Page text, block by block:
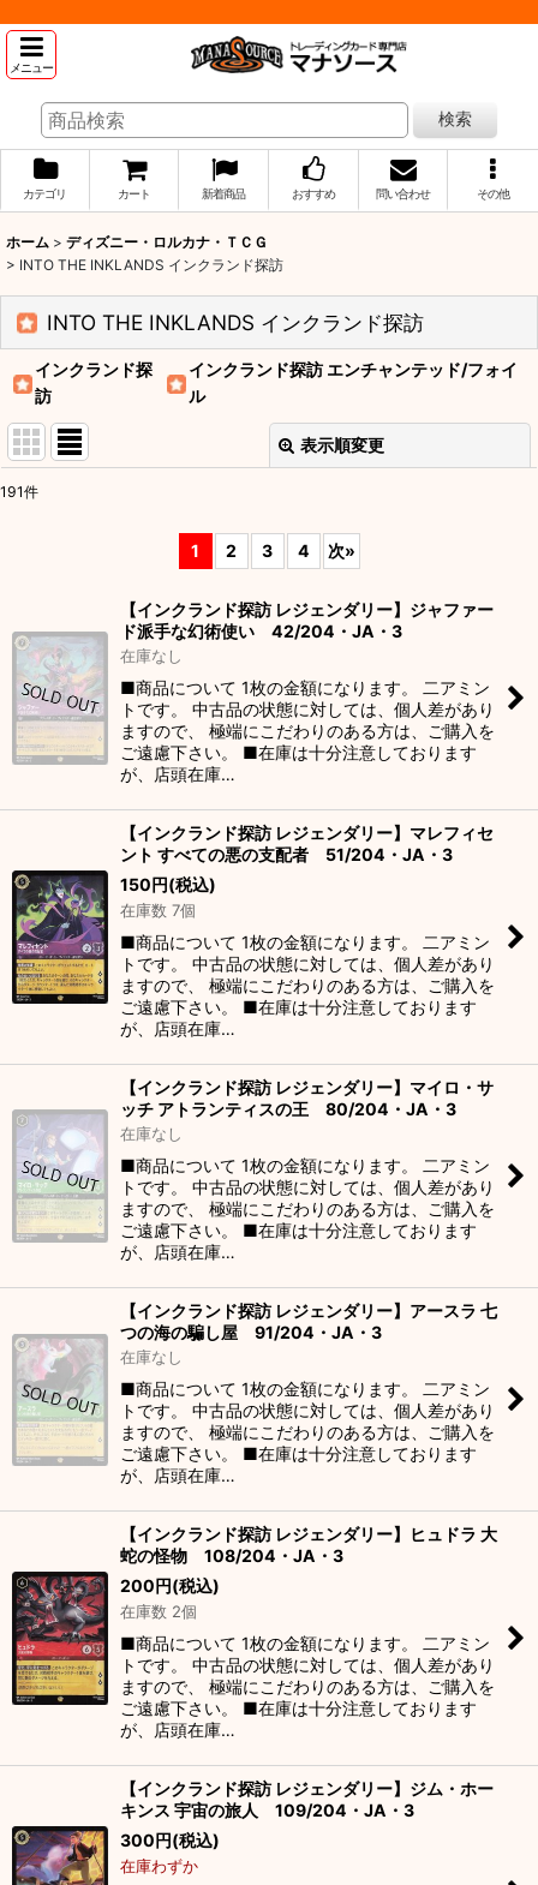
メニュー
検索
カテゴリ カート 新着商品 おすすめ 問い合わせ その他
ホーム > ディズニー・ロルカナ・ＴＣＧ
> INTO THE INKLANDS インクランド探訪
INTO THE INKLANDS インクランド探訪
インクランド探
訪
インクランド探訪 エンチャンテッド/フォイ
ル
表示順変更
絞り込む
191件
1 2 3 4 次»
【インクランド探訪 レジェンダリー】ジャファー
ド派手な幻術使い 42/204・JA・3
在庫なし
■商品について 1枚の金額になります。 二アミン
トです。 中古品の状態に対しては、個人差があり
ますので、 極端にこだわりのある方は、ご購入を
ご遠慮下さい。 ■在庫は十分注意しております
が、店頭在庫…
【インクランド探訪 レジェンダリー】マレフィセ
ント すべての悪の支配者 51/204・JA・3
150円(税込)
在庫数 7個
■商品について 1枚の金額になります。 二アミン
トです。 中古品の状態に対しては、個人差があり
ますので、 極端にこだわりのある方は、ご購入を
ご遠慮下さい。 ■在庫は十分注意しております
が、店頭在庫…
【インクランド探訪 レジェンダリー】マイロ・サ
ッチ アトランティスの王 80/204・JA・3
在庫なし
■商品について 1枚の金額になります。 二アミン
トです。 中古品の状態に対しては、個人差があり
ますので、 極端にこだわりのある方は、ご購入を
ご遠慮下さい。 ■在庫は十分注意しております
が、店頭在庫…
【インクランド探訪 レジェンダリー】アースラ 七
つの海の騙し屋 91/204・JA・3
在庫なし
■商品について 1枚の金額になります。 二アミン
トです。 中古品の状態に対しては、個人差があり
ますので、 極端にこだわりのある方は、ご購入を
ご遠慮下さい。 ■在庫は十分注意しております
が、店頭在庫…
【インクランド探訪 レジェンダリー】ヒュドラ 大
蛇の怪物 108/204・JA・3
200円(税込)
在庫数 2個
■商品について 1枚の金額になります。 二アミン
トです。 中古品の状態に対しては、個人差があり
ますので、 極端にこだわりのある方は、ご購入を
ご遠慮下さい。 ■在庫は十分注意しております
が、店頭在庫…
【インクランド探訪 レジェンダリー】ジム・ホー
キンス 宇宙の旅人 109/204・JA・3
300円(税込)
在庫わずか